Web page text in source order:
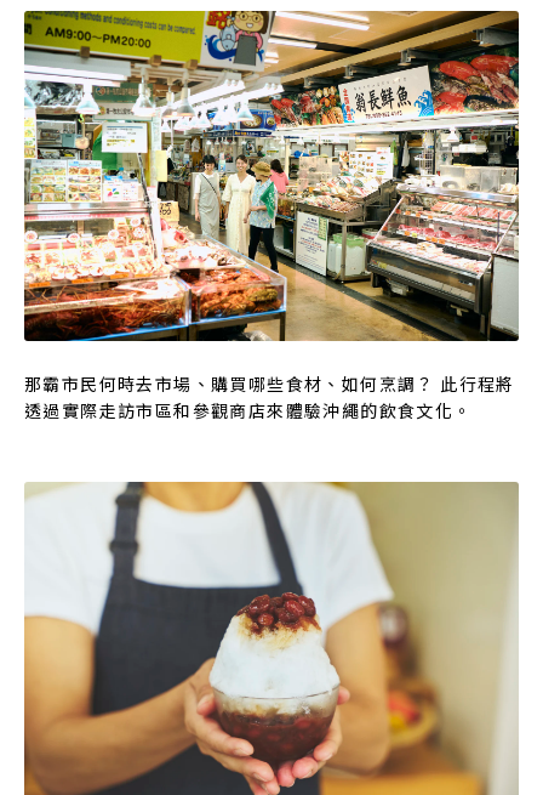
那霸市民何時去市場、購買哪些食材、如何烹調？ 此行程將
透過實際走訪市區和參觀商店來體驗沖繩的飲食文化。